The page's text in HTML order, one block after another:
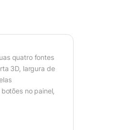
quatro fontes
3D, largura de
no painel,